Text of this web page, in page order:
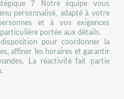
? Notre équipe vous
personnalisé, adapté à votre
et à vos exigences
portée aux détails.
pour coordonner la
affiner les horaires et garantir
La réactivité fait partie